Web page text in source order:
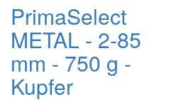
PrimaSelect
METAL - 2-85
mm - 750 g -
Kupfer